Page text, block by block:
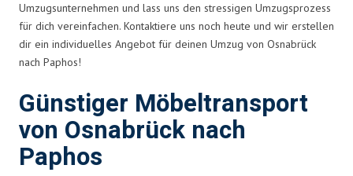
Umzugsunternehmen und lass uns den stressigen Umzugsprozess
für dich vereinfachen. Kontaktiere uns noch heute und wir erstellen
dir ein individuelles Angebot für deinen Umzug von Osnabrück
nach Paphos!
Günstiger Möbeltransport
von Osnabrück nach
Paphos